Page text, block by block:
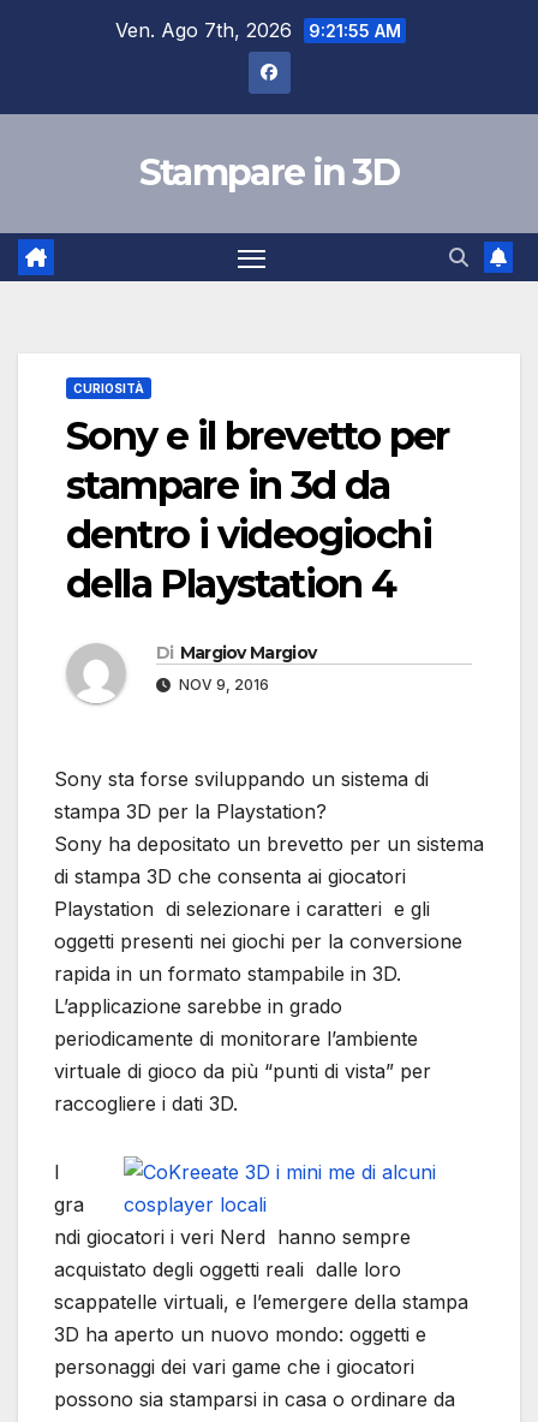
Ven. Ago 7th, 2026 9:21:56 AM
Stampare in 3D
CURIOSITÀ
Sony e il brevetto per
stampare in 3d da
dentro i videogiochi
della Playstation 4
Di Margiov Margiov
NOV 9, 2016
Sony sta forse sviluppando un sistema di
stampa 3D per la Playstation?
Sony ha depositato un brevetto per un sistema
di stampa 3D che consenta ai giocatori
Playstation di selezionare i caratteri e gli
oggetti presenti nei giochi per la conversione
rapida in un formato stampabile in 3D.
L’applicazione sarebbe in grado
periodicamente di monitorare l’ambiente
virtuale di gioco da più “punti di vista” per
raccogliere i dati 3D.
I
gra
ndi giocatori i veri Nerd hanno sempre
acquistato degli oggetti reali dalle loro
scappatelle virtuali, e l’emergere della stampa
3D ha aperto un nuovo mondo: oggetti e
personaggi dei vari game che i giocatori
possono sia stamparsi in casa o ordinare da